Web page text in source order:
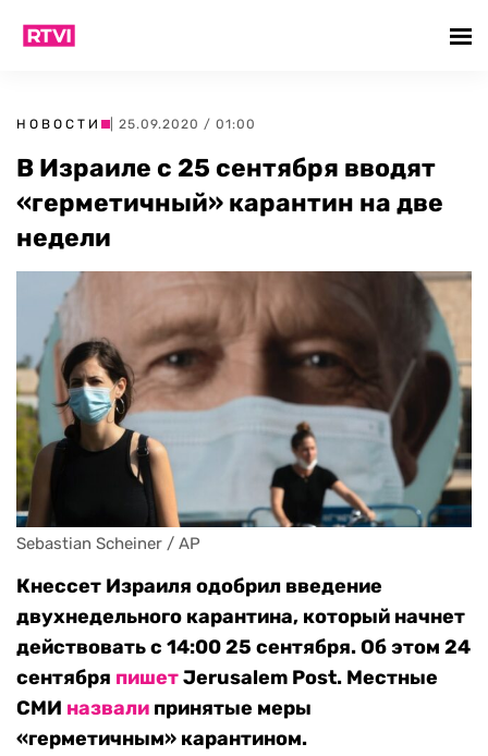
НОВОСТИ | 25.09.2020 / 01:00
В Израиле с 25 сентября вводят
«герметичный» карантин на две
недели
Sebastian Scheiner / AP
Кнессет Израиля одобрил введение
двухнедельного карантина, который начнет
действовать с 14:00 25 сентября. Об этом 24
сентября пишетJerusalem Post. Местные
СМИ назвали принятые меры
«герметичным» карантином.